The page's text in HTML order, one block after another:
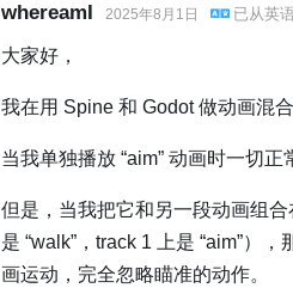
whereamI 2025年8月1日 已从英
大家好，
我在用 Spine 和 Godot 做动画混
当我单独播放 “aim” 动画时一切
但是，当我把它和另一段动画组合
是 “walk”，track 1 上是 “aim”）
画运动，完全忽略瞄准的动作。